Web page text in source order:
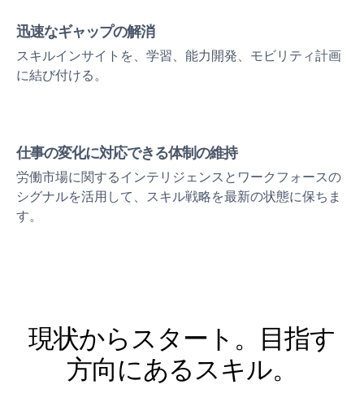
迅速なギャップの解消
スキルインサイトを、学習、能力開発、モビリティ計画
に結び付ける。
仕事の変化に対応できる体制の維持
労働市場に関するインテリジェンスとワークフォースの
シグナルを活用して、スキル戦略を最新の状態に保ちま
す。
現状からスタート。目指す
方向にあるスキル。